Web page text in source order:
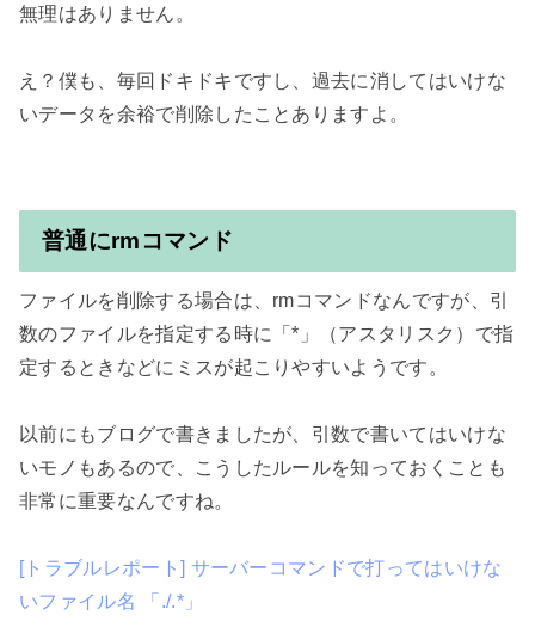
無理はありません。
え？僕も、毎回ドキドキですし、過去に消してはいけな
いデータを余裕で削除したことありますよ。
普通にrmコマンド
ファイルを削除する場合は、rmコマンドなんですが、引
数のファイルを指定する時に「*」（アスタリスク）で指
定するときなどにミスが起こりやすいようです。
以前にもブログで書きましたが、引数で書いてはいけな
いモノもあるので、こうしたルールを知っておくことも
非常に重要なんですね。
[トラブルレポート] サーバーコマンドで打ってはいけな
いファイル名 「./.*」